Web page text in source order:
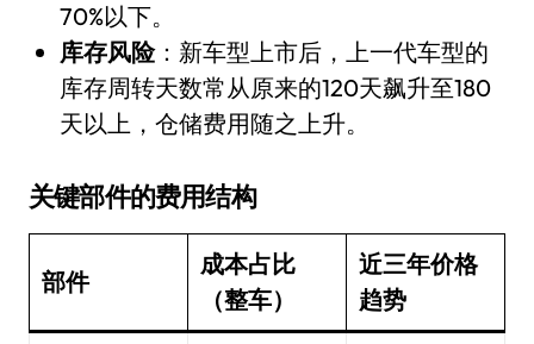
70%以下。
库存风险：新车型上市后，上一代车型的
库存周转天数常从原来的120天飙升至180
天以上，仓储费用随之上升。
关键部件的费用结构
部件
成本占比
（整车）
近三年价格
趋势